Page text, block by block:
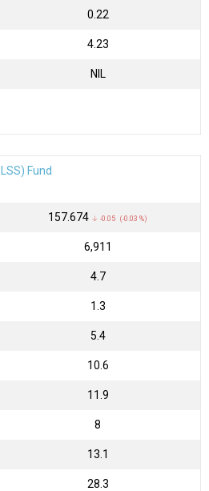
0.22
4.23
NIL
Fund
₹157.674 ↓ -0.05 (-0.03 %)
₹6,911
4.7
1.3
5.4
10.6
11.9
8
13.1
28.3